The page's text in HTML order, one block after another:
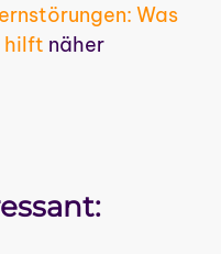
Was
hilft näher